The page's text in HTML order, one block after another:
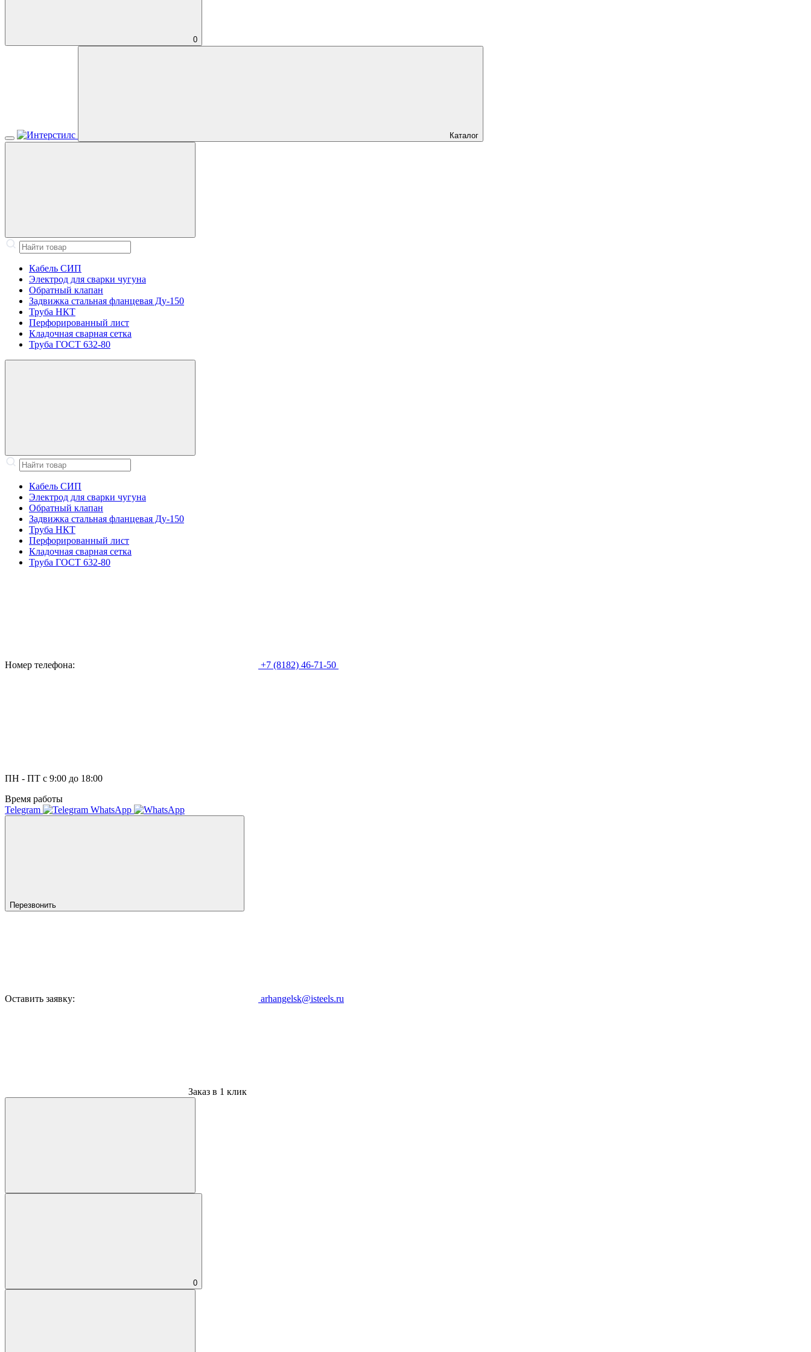
0
Каталог
Кабель СИП
Электрод для сварки чугуна
Обратный клапан
Задвижка стальная фланцевая Ду-150
Труба НКТ
Перфорированный лист
Кладочная сварная сетка
Труба ГОСТ 632-80
Кабель СИП
Электрод для сварки чугуна
Обратный клапан
Задвижка стальная фланцевая Ду-150
Труба НКТ
Перфорированный лист
Кладочная сварная сетка
Труба ГОСТ 632-80
Номер телефона: +7 (8182) 46-71-50
ПН - ПТ с 9:00 до 18:00
Время работы
Telegram
WhatsApp
Перезвонить
Оставить заявку: arhangelsk@isteels.ru
Заказ в 1 клик
0